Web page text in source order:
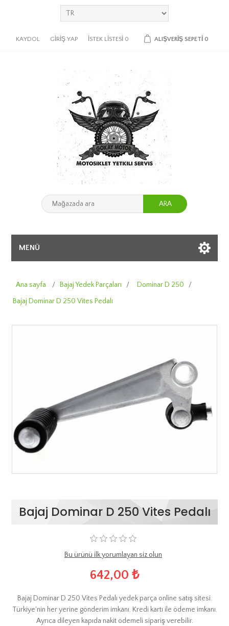
KAYDOL GIRIŞ YAP İSTEK LISTESI 0 ALIŞVERIŞ SEPETI 0
ARA
MENÜ
Ana sayfa / Bajaj Yedek Parçaları / Dominar D 250
/
Bajaj Dominar D 250 Vites Pedalı
Bajaj Dominar D 250 Vites Pedalı
Bu ürünü ilk yorumlayan siz olun
642,00 ₺
Bajaj Dominar D 250 Vites Pedalı yedek parça online satış sitesi.
Türkiye'nin her yerine gönderim imkanı. Kredi kartı ile ödeme imkanı.
Ayrıca dileyen kapıda nakit ödemeli sipariş verebilir.